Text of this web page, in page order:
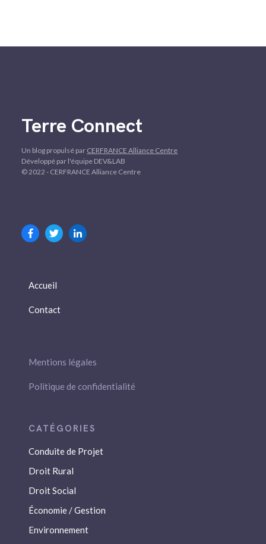
Terre Connect
Un blog propulsé par CERFRANCE Alliance Centre
Développé par l'équipe DEV&LAB
© 2022 - CERFRANCE Alliance Centre
Accueil
Contact
Mentions légales
Politique de confidentialité
Conduite de Projet
Droit Rural
Droit Social
Économie / Gestion
Environnement